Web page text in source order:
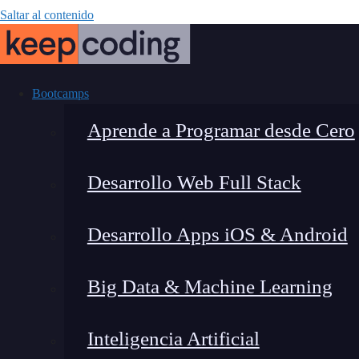
Saltar al contenido
Bootcamps
Aprende a Programar desde Cero
Desarrollo Web Full Stack
Desarrollo Apps iOS & Android
Big Data & Machine Learning
Inteligencia Artificial
Guía
Montana Martín López